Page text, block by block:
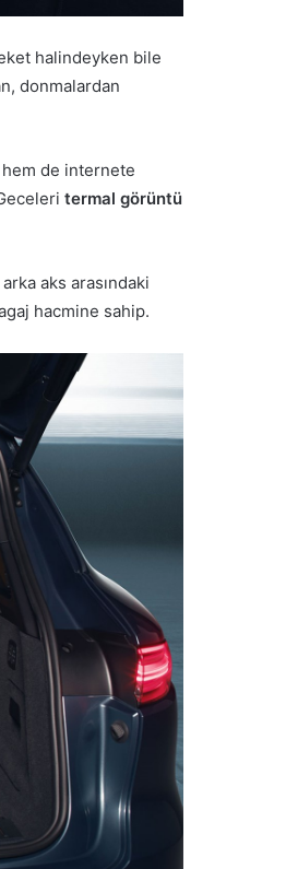
halindeyken bile
donmalardan
de internete
termal görüntü
aks arasındaki
hacmine sahip.